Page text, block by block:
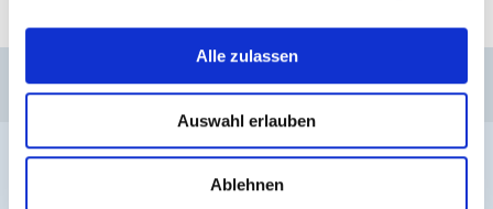
Alle zulassen
Auswahl erlauben
Ablehnen
Kontakt
Jobs Anmeldung Newsletter
Impressum Datenschutz Whistleblower